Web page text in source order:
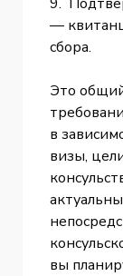
—
сбора.
Это
в
визы,
вы